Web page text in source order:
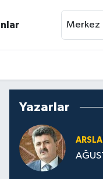
Merkez
Yazarlar